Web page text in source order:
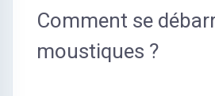
Comment se
moustiques ?